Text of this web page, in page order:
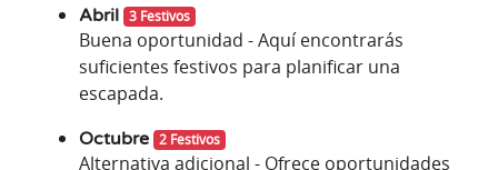
Abril 3 Festivos
Buena oportunidad - Aquí encontrarás
suficientes festivos para planificar una
escapada.
Octubre 2 Festivos
Alternativa adicional - Ofrece oportunidades